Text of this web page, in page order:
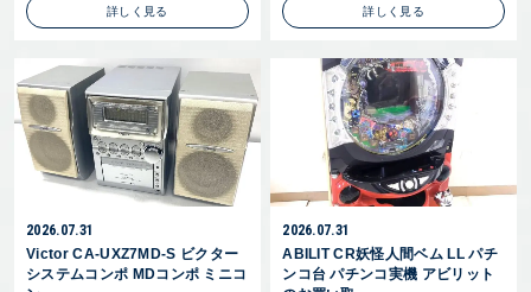
詳しく見る 詳しく見る
2026.07.31
Victor CA-UXZ7MD-S ビクター
システムコンポ MDコンポ ミニコ
2026.07.31
ABILIT CR妖怪人間ベム LL パチ
ンコ台 パチンコ実機 アビリット